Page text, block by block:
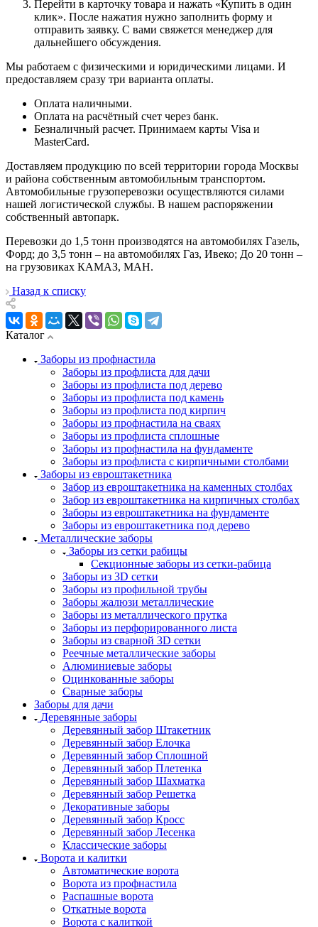
Перейти в карточку товара и нажать «Купить в один
клик». После нажатия нужно заполнить форму и
отправить заявку. С вами свяжется менеджер для
дальнейшего обсуждения.
Мы работаем с физическими и юридическими лицами. И
предоставляем сразу три варианта оплаты.
Оплата наличными.
Оплата на расчётный счет через банк.
Безналичный расчет. Принимаем карты Visa и
MasterCard.
Доставляем продукцию по всей территории города Москвы
и района собственным автомобильным транспортом.
Автомобильные грузоперевозки осуществляются силами
нашей логистической службы. В нашем распоряжении
собственный автопарк.
Перевозки до 1,5 тонн производятся на автомобилях Газель,
Форд; до 3,5 тонн – на автомобилях Газ, Ивеко; До 20 тонн –
на грузовиках КАМАЗ, МАН.
Назад к списку
Каталог
Заборы из профнастила
Заборы из профлиста для дачи
Заборы из профлиста под дерево
Заборы из профлиста под камень
Заборы из профлиста под кирпич
Заборы из профнастила на сваях
Заборы из профлиста сплошные
Заборы из профнастила на фундаменте
Заборы из профлиста с кирпичными столбами
Заборы из евроштакетника
Забор из евроштакетника на каменных столбах
Забор из евроштакетника на кирпичных столбах
Заборы из евроштакетника на фундаменте
Заборы из евроштакетника под дерево
Металлические заборы
Заборы из сетки рабицы
Секционные заборы из сетки-рабица
Заборы из 3D сетки
Заборы из профильной трубы
Заборы жалюзи металлические
Заборы из металлического прутка
Заборы из перфорированного листа
Заборы из сварной 3D сетки
Реечные металлические заборы
Алюминиевые заборы
Оцинкованные заборы
Сварные заборы
Заборы для дачи
Деревянные заборы
Деревянный забор Штакетник
Деревянный забор Елочка
Деревянный забор Сплошной
Деревянный забор Плетенка
Деревянный забор Шахматка
Деревянный забор Решетка
Декоративные заборы
Деревянный забор Кросс
Деревянный забор Лесенка
Классические заборы
Ворота и калитки
Автоматические ворота
Ворота из профнастила
Распашные ворота
Откатные ворота
Ворота с калиткой